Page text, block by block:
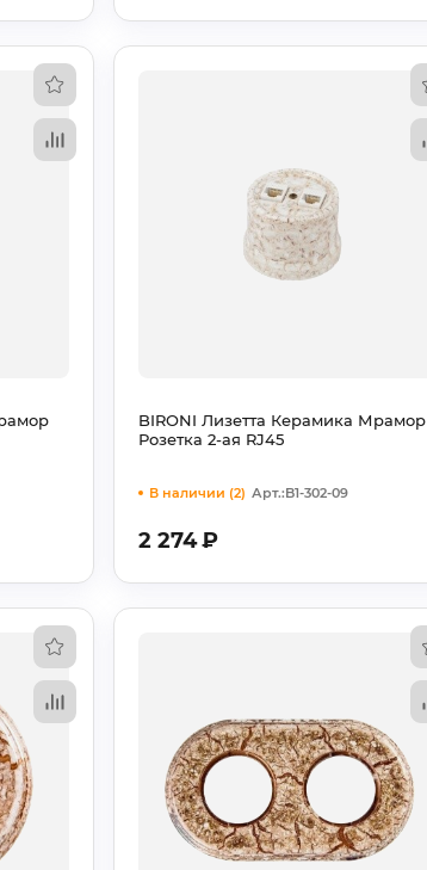
Арт.:B1-302-09
В наличии (2)
BIRONI Лизетта Керамика Мрамор
Розетка 2-ая RJ45
2 274₽